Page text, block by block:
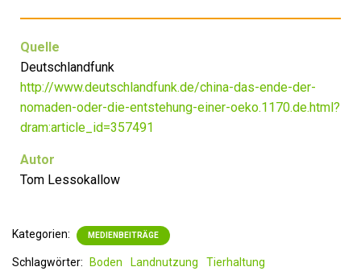
Quelle
Deutschlandfunk
http://www.deutschlandfunk.de/china-das-ende-der-
nomaden-oder-die-entstehung-einer-oeko.1170.de.html?
dram:article_id=357491
Autor
Tom Lessokallow
Kategorien: MEDIENBEITRÄGE
Schlagwörter: Boden Landnutzung Tierhaltung